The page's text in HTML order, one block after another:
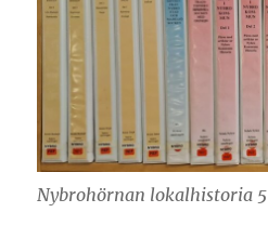
Nybrohörnan lokalhistoria 5